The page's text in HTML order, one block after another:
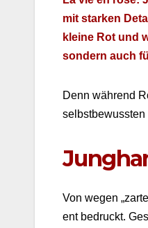
mit starken
kleine Rot und
son­dern auch
Denn während
selb­st­be­wussten
Von wegen
ent bedruckt.